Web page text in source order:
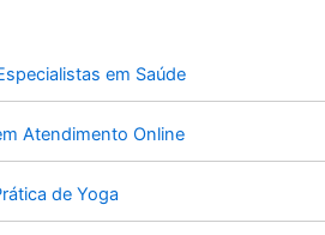
em Saúde
Atendimento Online
de Yoga